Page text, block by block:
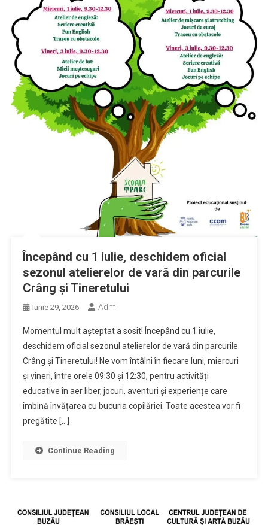
Începând cu 1 iulie, deschidem oficial
sezonul atelierelor de vară din parcurile
Crâng și Tineretului
Iunie 29, 2026 Adm
Momentul mult așteptat a sosit! Începând cu 1 iulie,
deschidem oficial sezonul atelierelor de vară din parcurile
Crâng și Tineretului! Ne vom întâlni în fiecare luni, miercuri
și vineri, între orele 09:30 și 12:30, pentru activități
educative în aer liber, jocuri, aventuri și experiențe care
îmbină învățarea cu bucuria copilăriei. Toate acestea vor fi
pregătite […]
Continue Reading